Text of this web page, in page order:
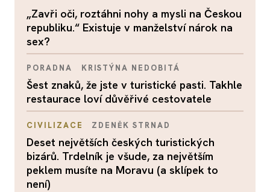
„Zavři oči, roztáhni nohy a mysli na Českou
republiku.“ Existuje v manželství nárok na
sex?
PORADNA KRISTÝNA NEDOBITÁ
Šest znaků, že jste v turistické pasti. Takhle
restaurace loví důvěřivé cestovatele
CIVILIZACE ZDENĚK STRNAD
Deset největších českých turistických
bizárů. Trdelník je všude, za největším
peklem musíte na Moravu (a sklípek to
není)